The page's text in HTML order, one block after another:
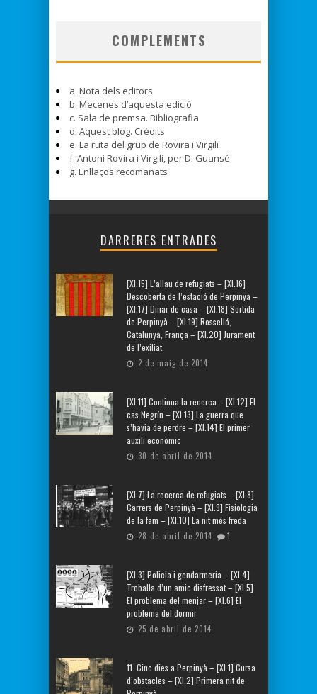
COMPLEMENTS
a. Nota dels editors
b. Mecenes d’aquesta edició
c. Sala de premsa. Bibliografia
d. Aquest blog. Crèdits
e. La ruta del grup de Rovira i Virgili
f. Antoni Rovira i Virgili, per D. Guansé
g. Enllaços recomanats
DARRERES ENTRADES
[XI.15] L’allau de refugiats – [XI.16]
Descoberta de l’estació de Perpinyà –
[XI.17] Dinar de casa – [XI.18] Sortida
de Perpinyà – [XI.19] Rosselló,
Catalunya, França – [XI.20] Jurament
de l’exiliat
2 de maig de 2014
[XI.11] Continua la recerca – [XI.12] El
cas Negrín – [XI.13] La guerra que
s’havia de perdre – [XI.14] El primer
auxili econòmic
30 de abril de 2014
[XI.7] La recerca de refugiats – [XI.8]
Carrers de Perpinyà – [XI.9] Fisiologia
de la fam – [XI.10] La nit més freda
28 de abril de 2014 1
[XI.3] Policia i gendarmeria – [XI.4]
Troballa d’un amic disfressat – [XI.5]
El problema del menjar – [XI.6] El
problema del dormir
25 de abril de 2014
11. Cinc dies a Perpinyà – [XI.1] Cursa
d’obstacles – [XI.2] Primera nit de